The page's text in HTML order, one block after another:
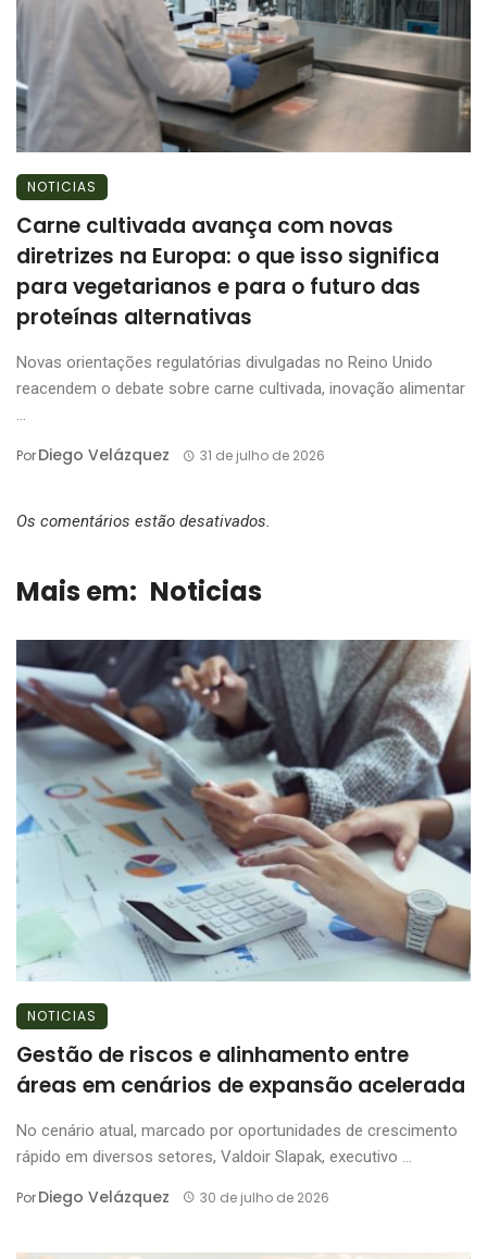
NOTICIAS
Carne cultivada avança com novas
diretrizes na Europa: o que isso significa
para vegetarianos e para o futuro das
proteínas alternativas
Novas orientações regulatórias divulgadas no Reino Unido
reacendem o debate sobre carne cultivada, inovação alimentar
...
PorDiego Velázquez 31 de julho de 2026
Os comentários estão desativados.
Mais em: Noticias
NOTICIAS
Gestão de riscos e alinhamento entre
áreas em cenários de expansão acelerada
No cenário atual, marcado por oportunidades de crescimento
rápido em diversos setores, Valdoir Slapak, executivo ...
PorDiego Velázquez 30 de julho de 2026